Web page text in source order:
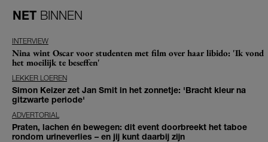
NET BINNEN
INTERVIEW
Nina wint Oscar voor studenten met film over haar libido: 'Ik vond
het moeilijk te beseffen'
LEKKER LOEREN
Simon Keizer zet Jan Smit in het zonnetje: 'Bracht kleur na
gitzwarte periode'
ADVERTORIAL
Praten, lachen én bewegen: dit event doorbreekt het taboe
rondom urineverlies – en jij kunt daarbij zijn